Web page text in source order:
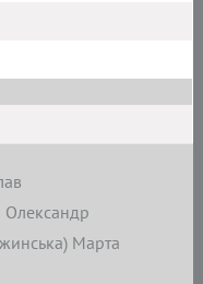
Олександр
Марта